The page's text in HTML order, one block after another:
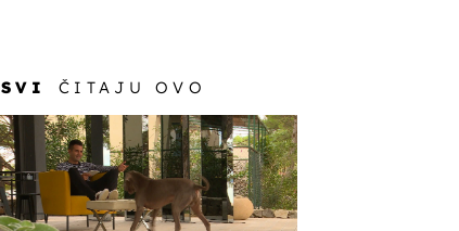
SVI ČITAJU OVO